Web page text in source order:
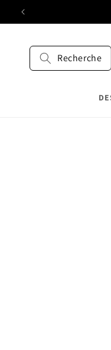
passer
au
Recherche